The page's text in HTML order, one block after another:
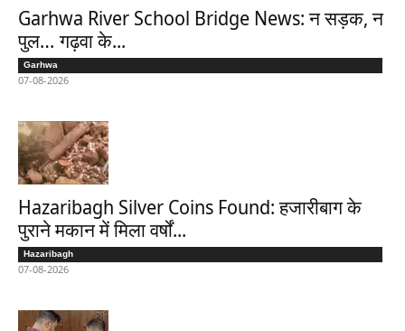
Garhwa River School Bridge News: न सड़क, न
पुल… गढ़वा के...
Garhwa
07-08-2026
Hazaribagh Silver Coins Found: हजारीबाग के
पुराने मकान में मिला वर्षों...
Hazaribagh
07-08-2026